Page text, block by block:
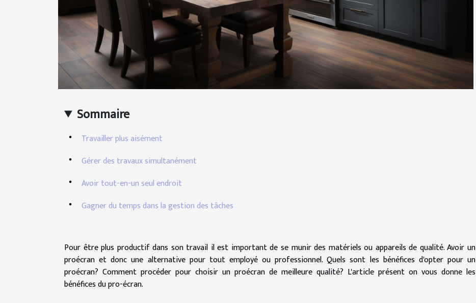
Sommaire
Travailler plus aisément
Gérer des travaux simultanément
Avoir tout-en-un seul endroit
Gagner du temps dans la gestion des tâches
Pour être plus productif dans son travail il est important de se munir des matériels ou appareils de qualité. Avoir un
proécran et donc une alternative pour tout employé ou professionnel. Quels sont les bénéfices d'opter pour un
proécran? Comment procéder pour choisir un proécran de meilleure qualité? L'article présent on vous donne les
bénéfices du pro-écran.